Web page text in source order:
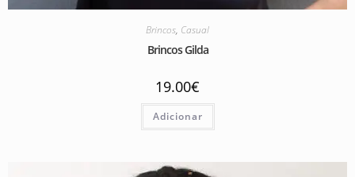
Brincos, Casual
Brincos Gilda
19.00€
Adicionar